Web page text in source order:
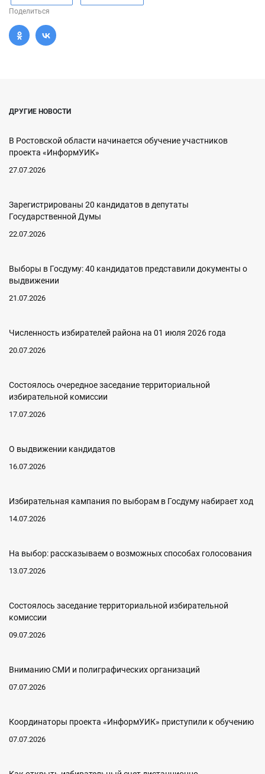
Поделиться
ДРУГИЕ НОВОСТИ
В Ростовской области начинается обучение участников
проекта «ИнформУИК»
27.07.2026
Зарегистрированы 20 кандидатов в депутаты
Государственной Думы
22.07.2026
Выборы в Госдуму: 40 кандидатов представили документы о
выдвижении
21.07.2026
Численность избирателей района на 01 июля 2026 года
20.07.2026
Состоялось очередное заседание территориальной
избирательной комиссии
17.07.2026
О выдвижении кандидатов
16.07.2026
Избирательная кампания по выборам в Госдуму набирает ход
14.07.2026
На выбор: рассказываем о возможных способах голосования
13.07.2026
Состоялось заседание территориальной избирательной
комиссии
09.07.2026
Вниманию СМИ и полиграфических организаций
07.07.2026
Координаторы проекта «ИнформУИК» приступили к обучению
07.07.2026